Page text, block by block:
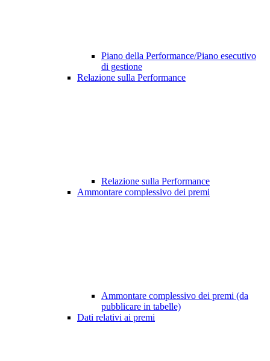
Piano della Performance/Piano esecutivo
di gestione
Relazione sulla Performance
Relazione sulla Performance
Ammontare complessivo dei premi
Ammontare complessivo dei premi (da
pubblicare in tabelle)
Dati relativi ai premi